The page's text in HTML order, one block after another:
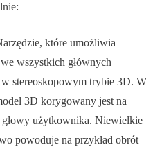
które umożliwia
wszystkich głównych
stereoskopowym trybie 3D. W
3D korygowany jest na
użytkownika. Niewielkie
powoduje na przykład obrót